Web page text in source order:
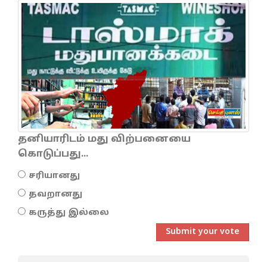
தனியாரிடம் மது விற்பனையை
கொடுப்பது...
சரியானது
தவறானது
கருத்து இல்லை
Submit your vote